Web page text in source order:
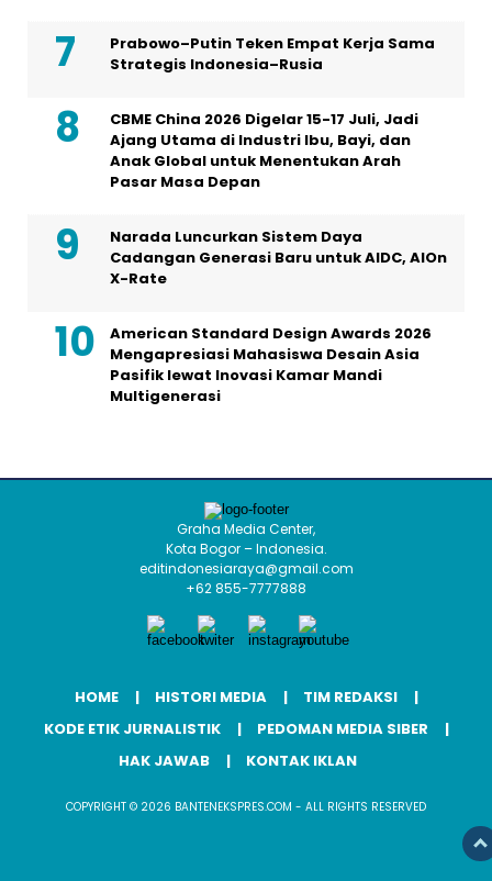
Prabowo–Putin Teken Empat Kerja Sama
Strategis Indonesia–Rusia
CBME China 2026 Digelar 15-17 Juli, Jadi
Ajang Utama di Industri Ibu, Bayi, dan
Anak Global untuk Menentukan Arah
Pasar Masa Depan
Narada Luncurkan Sistem Daya
Cadangan Generasi Baru untuk AIDC, AIOn
X-Rate
American Standard Design Awards 2026
Mengapresiasi Mahasiswa Desain Asia
Pasifik lewat Inovasi Kamar Mandi
Multigenerasi
Graha Media Center,
Kota Bogor – Indonesia.
editindonesiaraya@gmail.com
+62 855-7777888
HOME HISTORI MEDIA
TIM REDAKSI
KODE ETIK JURNALISTIK
PEDOMAN MEDIA SIBER
HAK JAWAB
KONTAK IKLAN
COPYRIGHT © 2026 BANTENEKSPRES.COM - ALL RIGHTS RESERVED